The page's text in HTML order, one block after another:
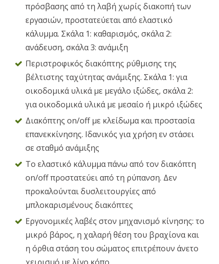
πρόσβασης από τη λαβή χωρίς διακοπή των
εργασιών, προστατεύεται από ελαστικό
κάλυμμα. Σκάλα 1: καθαρισμός, σκάλα 2:
ανάδευση, σκάλα 3: ανάμιξη
Περιστροφικός διακόπτης ρύθμισης της
βέλτιστης ταχύτητας ανάμιξης. Σκάλα 1: για
οικοδομικά υλικά με μεγάλο ιξώδες, σκάλα 2:
για οικοδομικά υλικά με μεσαίο ή μικρό ιξώδες
Διακόπτης on/off με κλείδωμα και προστασία
επανεκκίνησης. Ιδανικός για χρήση εν στάσει
σε σταθμό ανάμιξης
Το ελαστικό κάλυμμα πάνω από τον διακόπτη
on/off προστατεύει από τη ρύπανση. Δεν
προκαλούνται δυσλειτουργίες από
μπλοκαρισμένους διακόπτες
Εργονομικές λαβές στον μηχανισμό κίνησης: το
μικρό βάρος, η χαλαρή θέση του βραχίονα και
η όρθια στάση του σώματος επιτρέπουν άνετο